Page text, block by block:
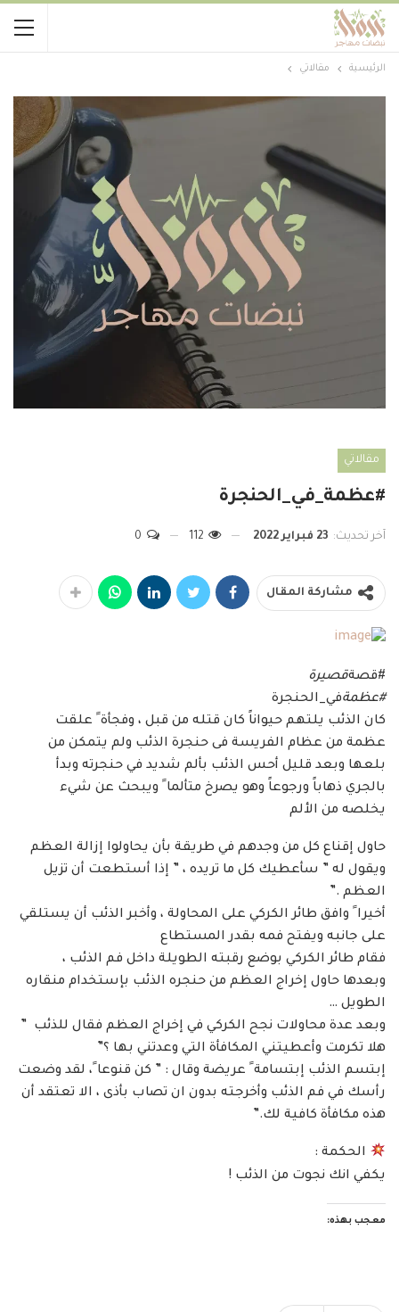
الرئيسية مقالاتي
مقالاتي
#عظمة_في_الحنجرة
آخر تحديث: 23 فبراير 2022
مشاركة المقال
#قصةقصيرة
#عظمةفي_الحنجرة
كان الذئب يلتهم حيواناً كان قتله من قبل ، وفجأة ً علقت
عظمة من عظام الفريسة فى حنجرة الذئب ولم يتمكن من
بلعها وبعد قليل أحس الذئب بألم شديد في حنجرته وبدأ
بالجري ذهاباً ورجوعاً وهو يصرخ متألما ً ويبحث عن شيء
يخلصه من الألم
حاول إقناع كل من وجدهم في طريقة بأن يحاولوا إزالة العظم
ويقول له ” سأعطيك كل ما تريده ، ” إذا أستطعت أن تزيل
العظم .”
أخيرا ً وافق طائر الكركي على المحاولة ، وأخبر الذئب أن يستلقي
على جانبه ويفتح فمه بقدر المستطاع
فقام طائر الكركي بوضع رقبته الطويلة داخل فم الذئب ،
وبعدها حاول إخراج العظم من حنجره الذئب بإستخدام منقاره
الطويل …
وبعد عدة محاولات نجح الكركي في إخراج العظم فقال للذئب ”
هلا تكرمت وأعطيتني المكافأة التي وعدتني بها ؟”
إبتسم الذئب إبتسامة ً عريضة وقال : ” كن قنوعا ً، لقد وضعت
رأسك في فم الذئب وأخرجته بدون ان تصاب بأذى ، الا تعتقد أن
هذه مكافأة كافية لك.”
الحكمة :
يكفي انك نجوت من الذئب !
معجب بهذه: